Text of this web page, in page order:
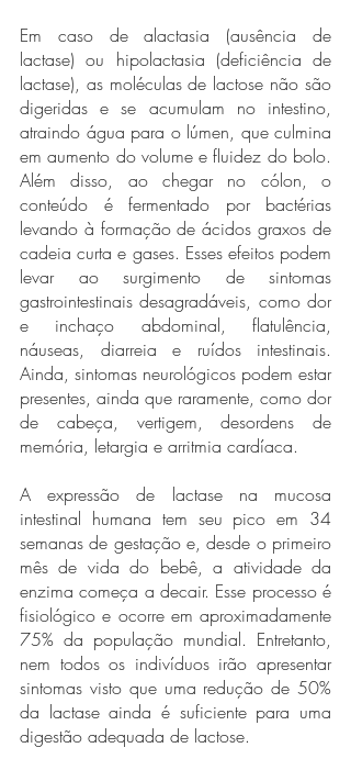
Em caso de alactasia (ausência de
lactase) ou hipolactasia (deficiência de
lactase), as moléculas de lactose não são
digeridas e se acumulam no intestino,
atraindo água para o lúmen, que culmina
em aumento do volume e fluidez do bolo.
Além disso, ao chegar no cólon, o
conteúdo é fermentado por bactérias
levando à formação de ácidos graxos de
cadeia curta e gases. Esses efeitos podem
levar ao surgimento de sintomas
gastrointestinais desagradáveis, como dor
e inchaço abdominal, flatulência,
náuseas, diarreia e ruídos intestinais.
Ainda, sintomas neurológicos podem estar
presentes, ainda que raramente, como dor
de cabeça, vertigem, desordens de
memória, letargia e arritmia cardíaca.
A expressão de lactase na mucosa
intestinal humana tem seu pico em 34
semanas de gestação e, desde o primeiro
mês de vida do bebê, a atividade da
enzima começa a decair. Esse processo é
fisiológico e ocorre em aproximadamente
75% da população mundial. Entretanto,
nem todos os indivíduos irão apresentar
sintomas visto que uma redução de 50%
da lactase ainda é suficiente para uma
digestão adequada de lactose.